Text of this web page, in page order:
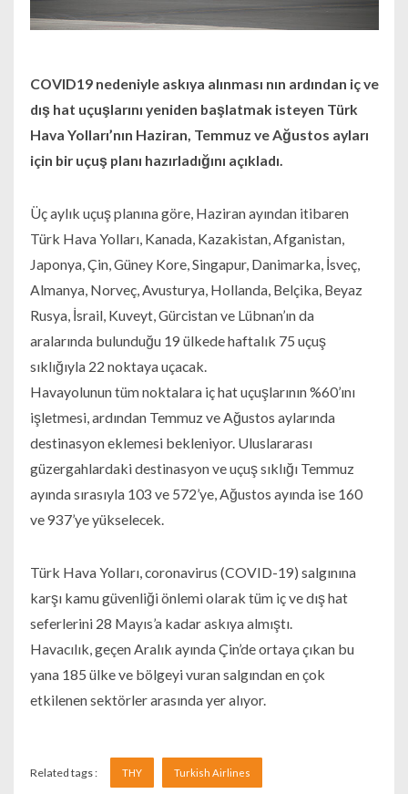
COVID19 nedeniyle askıya alınması nın ardından iç ve
dış hat uçuşlarını yeniden başlatmak isteyen Türk
Hava Yolları’nın Haziran, Temmuz ve Ağustos ayları
için bir uçuş planı hazırladığını açıkladı.
Üç aylık uçuş planına göre, Haziran ayından itibaren
Türk Hava Yolları, Kanada, Kazakistan, Afganistan,
Japonya, Çin, Güney Kore, Singapur, Danimarka, İsveç,
Almanya, Norveç, Avusturya, Hollanda, Belçika, Beyaz
Rusya, İsrail, Kuveyt, Gürcistan ve Lübnan’ın da
aralarında bulunduğu 19 ülkede haftalık 75 uçuş
sıklığıyla 22 noktaya uçacak.
Havayolunun tüm noktalara iç hat uçuşlarının %60’ını
işletmesi, ardından Temmuz ve Ağustos aylarında
destinasyon eklemesi bekleniyor. Uluslararası
güzergahlardaki destinasyon ve uçuş sıklığı Temmuz
ayında sırasıyla 103 ve 572’ye, Ağustos ayında ise 160
ve 937’ye yükselecek.
Türk Hava Yolları, coronavirus (COVID-19) salgınına
karşı kamu güvenliği önlemi olarak tüm iç ve dış hat
seferlerini 28 Mayıs’a kadar askıya almıştı.
Havacılık, geçen Aralık ayında Çin’de ortaya çıkan bu
yana 185 ülke ve bölgeyi vuran salgından en çok
etkilenen sektörler arasında yer alıyor.
Related tags : THY Turkish Airlines